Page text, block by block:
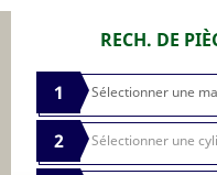
RECH. DE
1
2